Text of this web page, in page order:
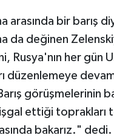
arasında bir barış
da değinen
Rusya'nın her gün
düzenlemeye
görüşmelerinin
işgal ettiği toprakları
bakarız." dedi.